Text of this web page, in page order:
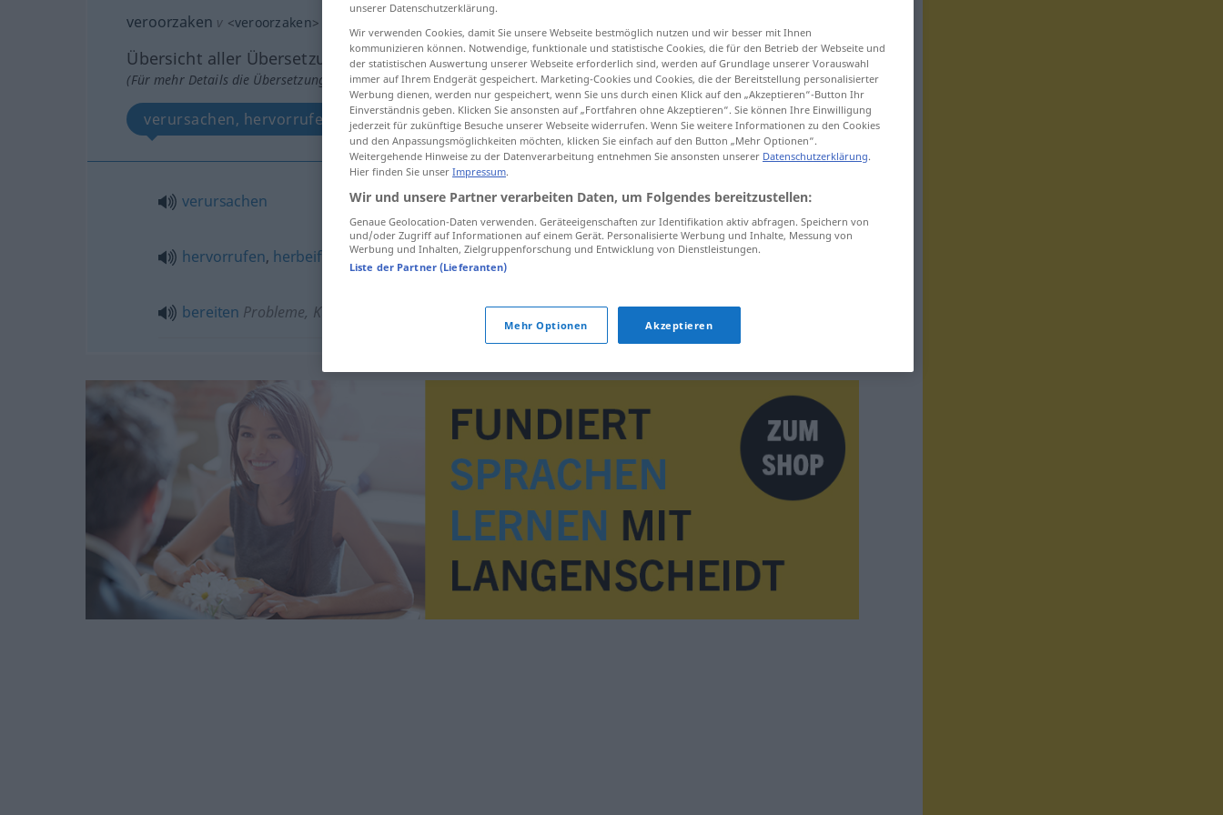
veroorzaken v <veroorzaken>
Übersicht aller Übersetzungen
(Für mehr Details die Übersetzung anklicken/antippen)
verursachen, hervorrufen, herbeiführen, erregen, bereiten
verursachen veroorzaken
hervorrufen, herbeiführen,erregen veroorzaken
bereiten Probleme, Kummer veroorzaken
unserer Datenschutzerklärung.
Wir verwenden Cookies, damit Sie unsere Webseite bestmöglich nutzen und wir besser mit Ihnen
kommunizieren können. Notwendige, funktionale und statistische Cookies, die für den Betrieb der Webseite und
der statistischen Auswertung unserer Webseite erforderlich sind, werden auf Grundlage unserer Vorauswahl
immer auf Ihrem Endgerät gespeichert. Marketing-Cookies und Cookies, die der Bereitstellung personalisierter
Werbung dienen, werden nur gespeichert, wenn Sie uns durch einen Klick auf den „Akzeptieren“-Button Ihr
Einverständnis geben. Klicken Sie ansonsten auf „Fortfahren ohne Akzeptieren“. Sie können Ihre Einwilligung
jederzeit für zukünftige Besuche unserer Webseite widerrufen. Wenn Sie weitere Informationen zu den Cookies
und den Anpassungsmöglichkeiten möchten, klicken Sie einfach auf den Button „Mehr Optionen“.
Weitergehende Hinweise zu der Datenverarbeitung entnehmen Sie ansonsten unserer Datenschutzerklärung.
Hier finden Sie unser Impressum.
Wir und unsere Partner verarbeiten Daten, um Folgendes bereitzustellen:
Genaue Geolocation-Daten verwenden. Geräteeigenschaften zur Identifikation aktiv abfragen. Speichern von
und/oder Zugriff auf Informationen auf einem Gerät. Personalisierte Werbung und Inhalte, Messung von
Werbung und Inhalten, Zielgruppenforschung und Entwicklung von Dienstleistungen.
Liste der Partner (Lieferanten)
Mehr Optionen Akzeptieren